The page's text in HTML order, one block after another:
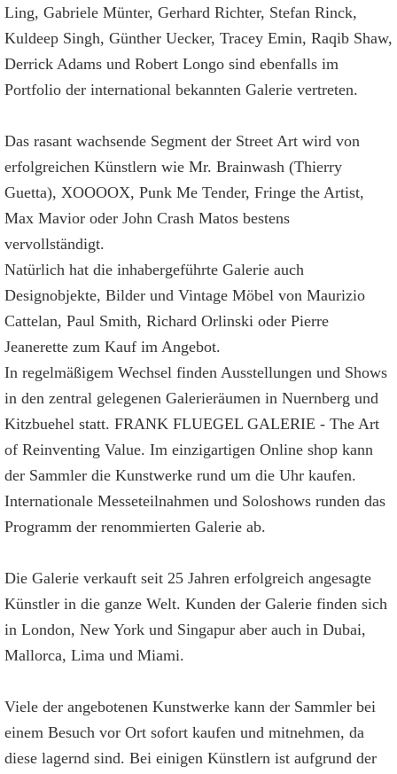
Ling, Gabriele Münter, Gerhard Richter, Stefan Rinck,
Kuldeep Singh, Günther Uecker, Tracey Emin, Raqib Shaw,
Derrick Adams und Robert Longo sind ebenfalls im
Portfolio der international bekannten Galerie vertreten.
Das rasant wachsende Segment der Street Art wird von
erfolgreichen Künstlern wie Mr. Brainwash (Thierry
Guetta), XOOOOX, Punk Me Tender, Fringe the Artist,
Max Mavior oder John Crash Matos bestens
vervollständigt.
Natürlich hat die inhabergeführte Galerie auch
Designobjekte, Bilder und Vintage Möbel von Maurizio
Cattelan, Paul Smith, Richard Orlinski oder Pierre
Jeanerette zum Kauf im Angebot.
In regelmäßigem Wechsel finden Ausstellungen und Shows
in den zentral gelegenen Galerieräumen in Nuernberg und
Kitzbuehel statt. FRANK FLUEGEL GALERIE - The Art
of Reinventing Value. Im einzigartigen Online shop kann
der Sammler die Kunstwerke rund um die Uhr kaufen.
Internationale Messeteilnahmen und Soloshows runden das
Programm der renommierten Galerie ab.
Die Galerie verkauft seit 25 Jahren erfolgreich angesagte
Künstler in die ganze Welt. Kunden der Galerie finden sich
in London, New York und Singapur aber auch in Dubai,
Mallorca, Lima und Miami.
Viele der angebotenen Kunstwerke kann der Sammler bei
einem Besuch vor Ort sofort kaufen und mitnehmen, da
diese lagernd sind. Bei einigen Künstlern ist aufgrund der